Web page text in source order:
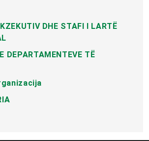
DHE STAFI I LARTË
DEPARTAMENTEVE TË